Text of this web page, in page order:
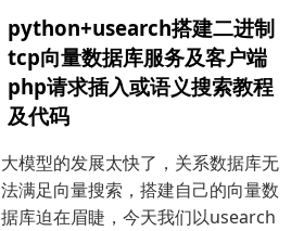
python+usearch搭建二进制
tcp向量数据库服务及客户端
php请求插入或语义搜索教程
及代码
大模型的发展太快了，关系数据库无
法满足向量搜索，搭建自己的向量数
据库迫在眉睫，今天我们以usearch